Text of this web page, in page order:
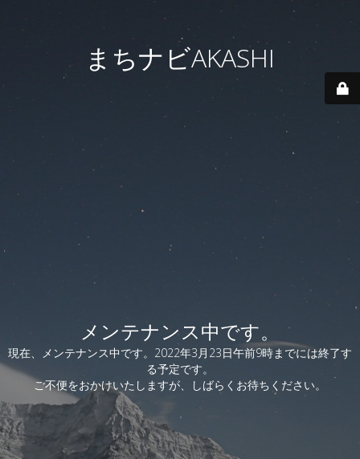
まちナビAKASHI
メンテナンス中です。
現在、メンテナンス中です。2022年3月23日午前9時までには終了す
る予定です。
ご不便をおかけいたしますが、しばらくお待ちください。